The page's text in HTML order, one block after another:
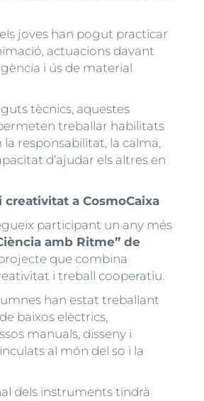
joves han pogut practicar
actuacions davant
i ús de material
tècnics, aquestes
treballar habilitats
responsabilitat, la calma,
d’ajudar els altres en
creativitat a CosmoCaixa
participant un any més
amb Ritme” de
que combina
i treball cooperatiu.
han estat treballant
baixos elèctrics,
manuals, disseny i
al món del so i la
dels instruments tindrà